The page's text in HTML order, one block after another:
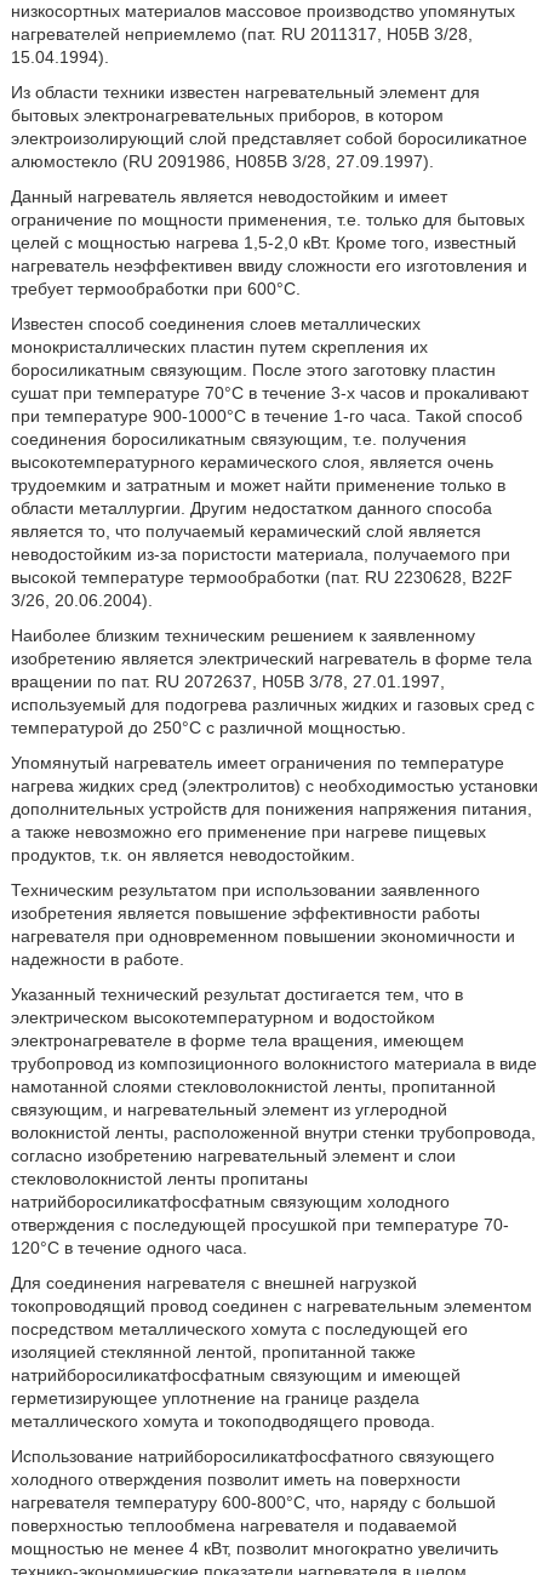
низкосортных материалов массовое производство упомянутых
нагревателей неприемлемо (пат. RU 2011317, Н05В 3/28,
15.04.1994).
Из области техники известен нагревательный элемент для
бытовых электронагревательных приборов, в котором
электроизолирующий слой представляет собой боросиликатное
алюмостекло (RU 2091986, Н085В 3/28, 27.09.1997).
Данный нагреватель является неводостойким и имеет
ограничение по мощности применения, т.е. только для бытовых
целей с мощностью нагрева 1,5-2,0 кВт. Кроме того, известный
нагреватель неэффективен ввиду сложности его изготовления и
требует термообработки при 600°С.
Известен способ соединения слоев металлических
монокристаллических пластин путем скрепления их
боросиликатным связующим. После этого заготовку пластин
сушат при температуре 70°С в течение 3-х часов и прокаливают
при температуре 900-1000°С в течение 1-го часа. Такой способ
соединения боросиликатным связующим, т.е. получения
высокотемпературного керамического слоя, является очень
трудоемким и затратным и может найти применение только в
области металлургии. Другим недостатком данного способа
является то, что получаемый керамический слой является
неводостойким из-за пористости материала, получаемого при
высокой температуре термообработки (пат. RU 2230628, B22F
3/26, 20.06.2004).
Наиболее близким техническим решением к заявленному
изобретению является электрический нагреватель в форме тела
вращении по пат. RU 2072637, Н05В 3/78, 27.01.1997,
используемый для подогрева различных жидких и газовых сред с
температурой до 250°С с различной мощностью.
Упомянутый нагреватель имеет ограничения по температуре
нагрева жидких сред (электролитов) с необходимостью установки
дополнительных устройств для понижения напряжения питания,
а также невозможно его применение при нагреве пищевых
продуктов, т.к. он является неводостойким.
Техническим результатом при использовании заявленного
изобретения является повышение эффективности работы
нагревателя при одновременном повышении экономичности и
надежности в работе.
Указанный технический результат достигается тем, что в
электрическом высокотемпературном и водостойком
электронагревателе в форме тела вращения, имеющем
трубопровод из композиционного волокнистого материала в виде
намотанной слоями стекловолокнистой ленты, пропитанной
связующим, и нагревательный элемент из углеродной
волокнистой ленты, расположенной внутри стенки трубопровода,
согласно изобретению нагревательный элемент и слои
стекловолокнистой ленты пропитаны
натрийборосиликатфосфатным связующим холодного
отверждения с последующей просушкой при температуре 70-
120°С в течение одного часа.
Для соединения нагревателя с внешней нагрузкой
токопроводящий провод соединен с нагревательным элементом
посредством металлического хомута с последующей его
изоляцией стеклянной лентой, пропитанной также
натрийборосиликатфосфатным связующим и имеющей
герметизирующее уплотнение на границе раздела
металлического хомута и токоподводящего провода.
Использование натрийборосиликатфосфатного связующего
холодного отверждения позволит иметь на поверхности
нагревателя температуру 600-800°С, что, наряду с большой
поверхностью теплообмена нагревателя и подаваемой
мощностью не менее 4 кВт, позволит многократно увеличить